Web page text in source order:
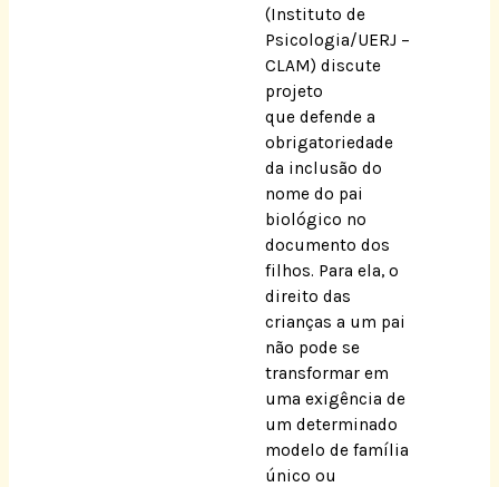
(Instituto de
Psicologia/UERJ –
CLAM) discute
projeto
que defende a
obrigatoriedade
da inclusão do
nome do pai
biológico no
documento dos
filhos. Para ela, o
direito das
crianças a um pai
não pode se
transformar em
uma exigência de
um determinado
modelo de família
único ou